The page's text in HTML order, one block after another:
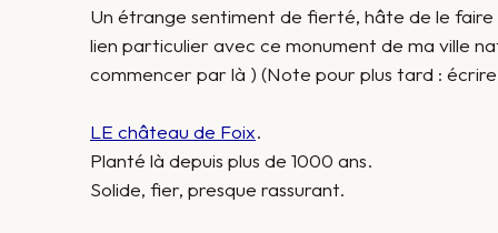
Un étrange sentiment de fierté, hâte de le
lien particulier avec ce monument de ma ville
commencer par là ) (Note pour plus tard :
LE château de Foix.
Planté là depuis plus de 1000 ans.
Solide, fier, presque rassurant.